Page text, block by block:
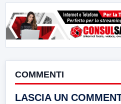
COMMENTI
LASCIA UN